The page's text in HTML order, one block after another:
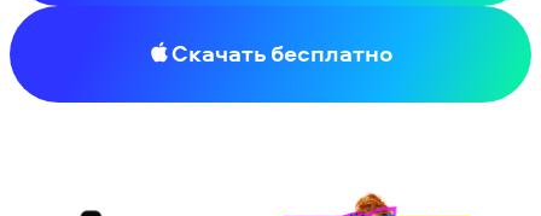
Скачать бесплатно